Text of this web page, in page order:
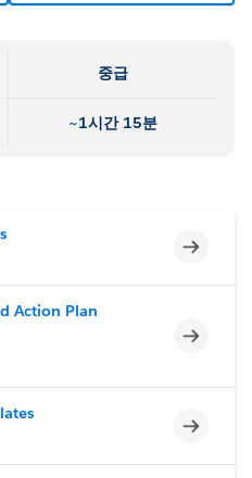
중급
~1시간 15분
미완료
Action Plan
미완료
미완료